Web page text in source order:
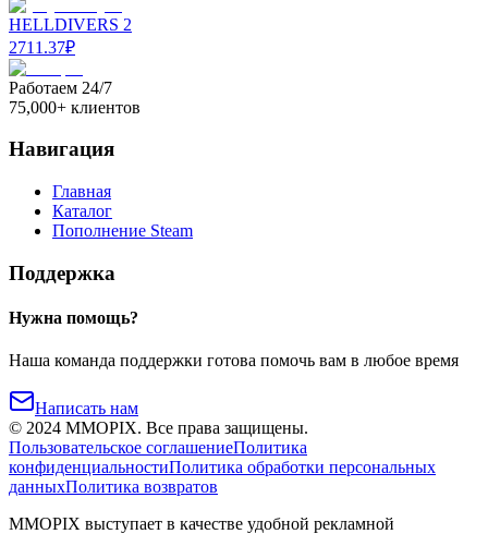
HELLDIVERS 2
2711.37₽
Работаем 24/7
75,000+ клиентов
Навигация
Главная
Каталог
Пополнение Steam
Поддержка
Нужна помощь?
Наша команда поддержки готова помочь вам в любое время
Написать нам
© 2024 MMOPIX. Все права защищены.
Пользовательское соглашениеПолитика
конфиденциальностиПолитика обработки персональных
данныхПолитика возвратов
MMOPIX выступает в качестве удобной рекламной